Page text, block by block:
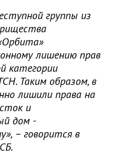
группы из
лишению прав
категории
Таким образом, в
лишили права на
и
дом -
– говорится в